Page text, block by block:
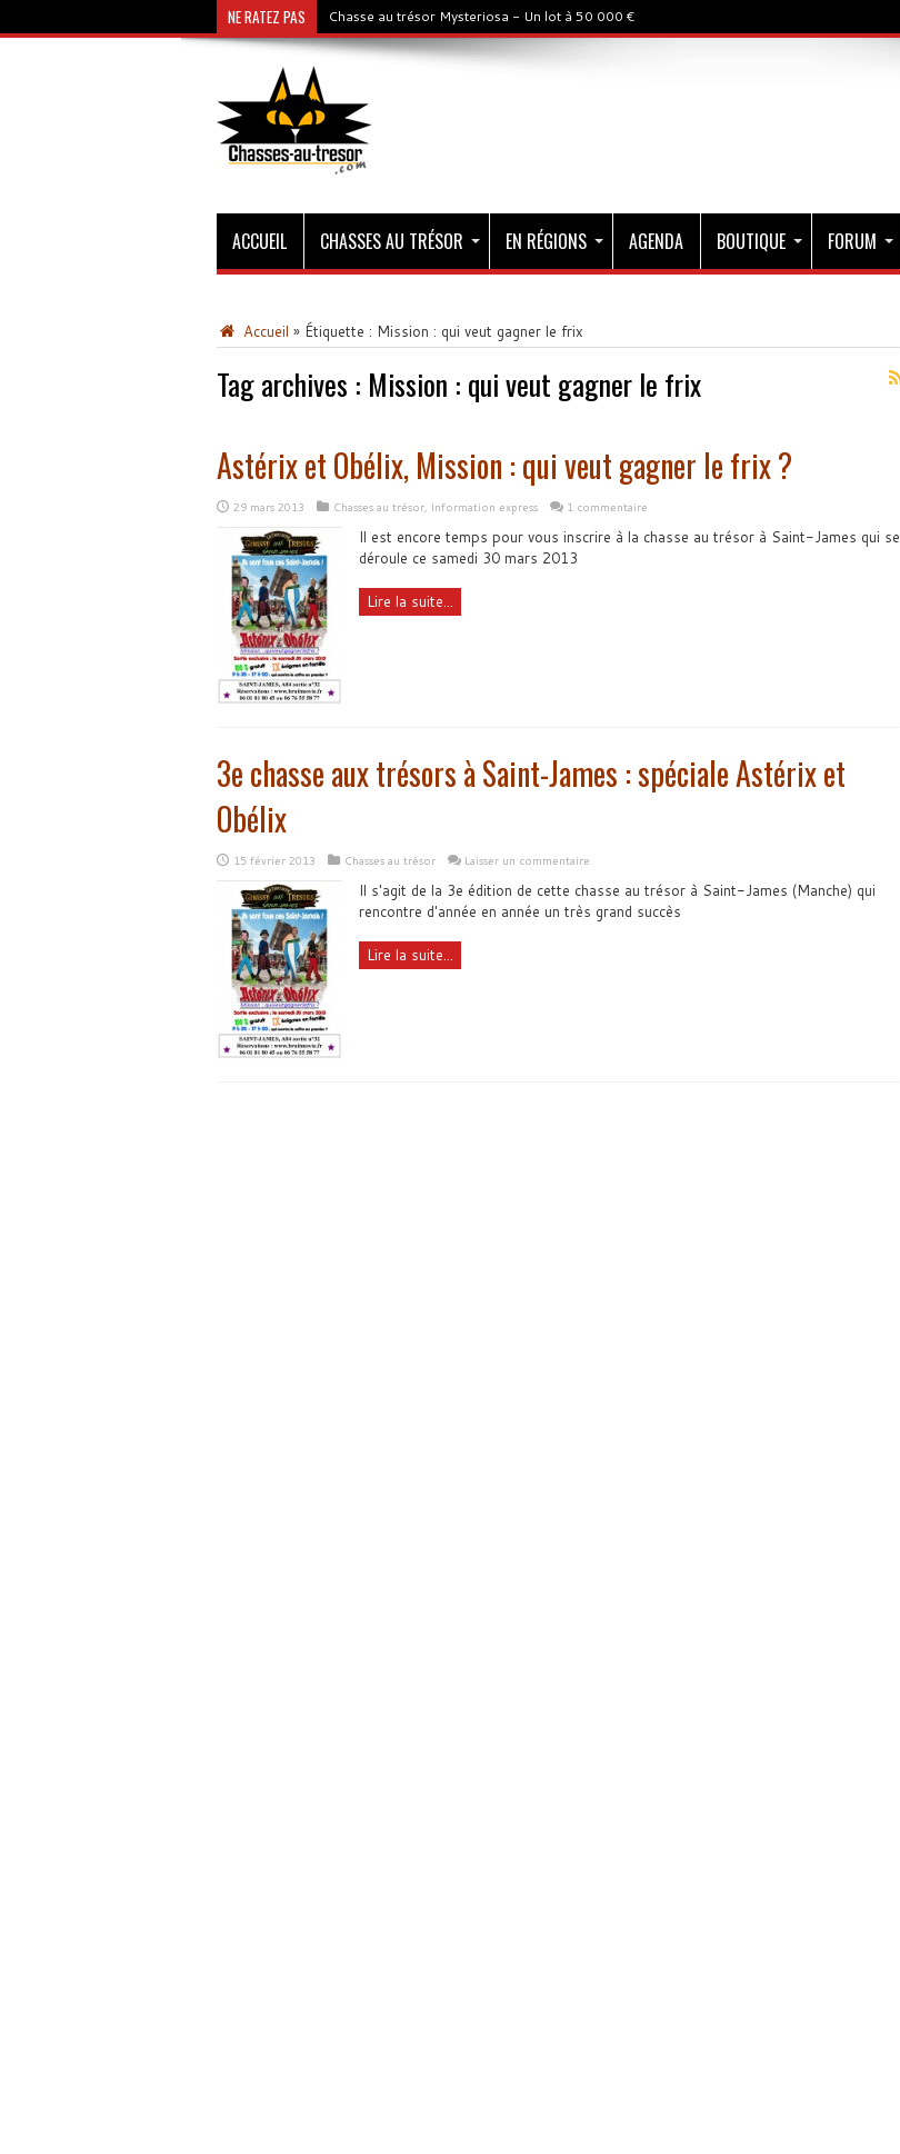
NE RATEZ PAS Chasse au trésor Mysteriosa - Un lot à 50 000 €
ACCUEIL CHASSES AU TRÉSOR EN RÉGIONS AGENDA BOUTIQUE FORUM
Accueil » Étiquette : Mission : qui veut gagner le frix
Tag archives : Mission : qui veut gagner le frix
Astérix et Obélix, Mission : qui veut gagner le frix ?
29 mars 2013 Chasses au trésor, Information express 1 commentaire
Il est encore temps pour vous inscrire à la chasse au trésor à Saint-James qui se
déroule ce samedi 30 mars 2013
Lire la suite...
3e chasse aux trésors à Saint-James : spéciale Astérix et
Obélix
15 février 2013 Chasses au trésor Laisser un commentaire
Il s'agit de la 3e édition de cette chasse au trésor à Saint-James (Manche) qui
rencontre d'année en année un très grand succès
Lire la suite...